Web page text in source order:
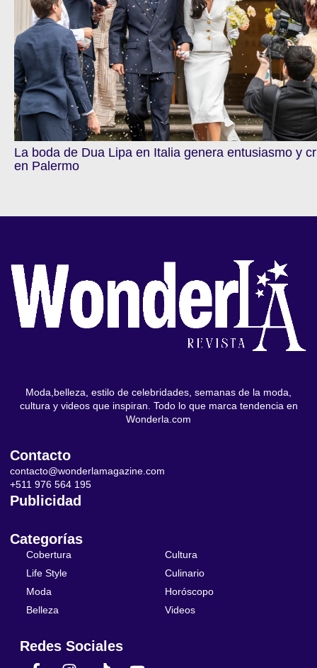
La boda de Dua Lipa en Italia genera entusiasmo y
en Palermo
Moda,belleza, estilo de celebridades, semanas de la moda,
cultura y videos que inspiran. Todo lo que marca tendencia en
Wonderla.com
Contacto
contacto@wonderlamagazine.com
+511 976 564 195
Publicidad
Categorías
Cobertura
Life Style
Moda
Belleza
Cultura
Culinario
Horóscopo
Videos
Redes Sociales